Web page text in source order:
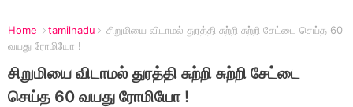
Home tamilnadu
சிறுமியை விடாமல் துரத்தி சுற்றி சுற்றி சேட்டை செய்த 60
வயது ரோமியோ !
சிறுமியை விடாமல் துரத்தி சுற்றி சுற்றி சேட்டை
செய்த 60 வயது ரோமியோ !